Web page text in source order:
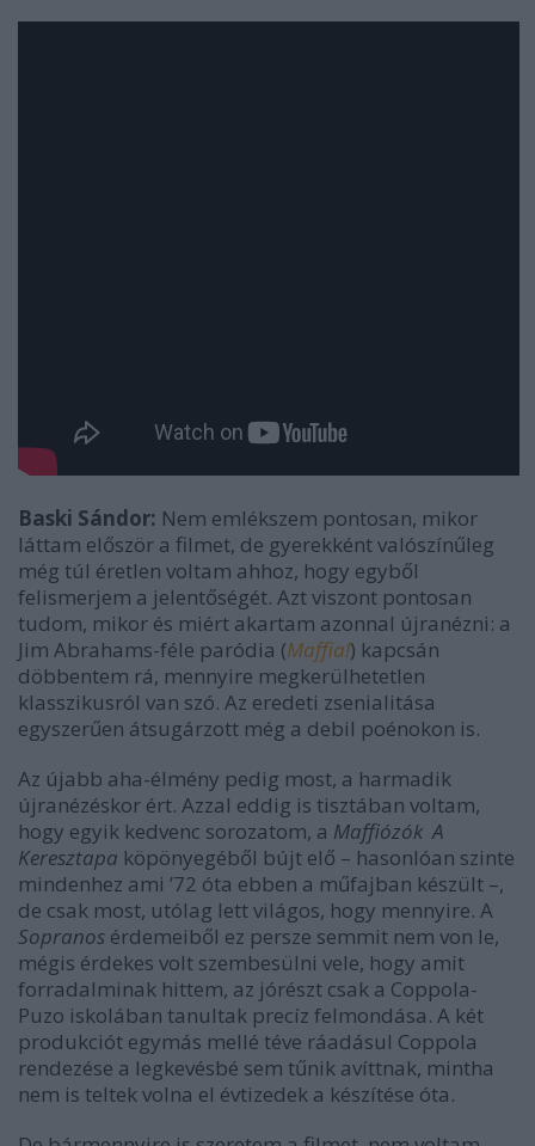
Baski Sándor: Nem emlékszem pontosan, mikor
láttam először a filmet, de gyerekként valószínűleg
még túl éretlen voltam ahhoz, hogy egyből
felismerjem a jelentőségét. Azt viszont pontosan
tudom, mikor és miért akartam azonnal újranézni: a
Jim Abrahams-féle paródia (Maffia!) kapcsán
döbbentem rá, mennyire megkerülhetetlen
klasszikusról van szó. Az eredeti zsenialitása
egyszerűen átsugárzott még a debil poénokon is.
Az újabb aha-élmény pedig most, a harmadik
újranézéskor ért. Azzal eddig is tisztában voltam,
hogy egyik kedvenc sorozatom, a Maffiózók A
Keresztapa köpönyegéből bújt elő – hasonlóan szinte
mindenhez ami ’72 óta ebben a műfajban készült –,
de csak most, utólag lett világos, hogy mennyire. A
Sopranos érdemeiből ez persze semmit nem von le,
mégis érdekes volt szembesülni vele, hogy amit
forradalminak hittem, az jórészt csak a Coppola-
Puzo iskolában tanultak precíz felmondása. A két
produkciót egymás mellé téve ráadásul Coppola
rendezése a legkevésbé sem tűnik avíttnak, mintha
nem is teltek volna el évtizedek a készítése óta.